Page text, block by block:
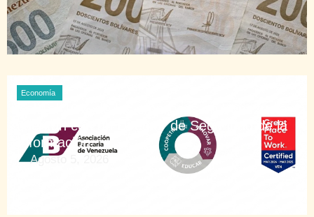
Economía
cuentan con un Director de Seguridad de la
Información
Agosto 5, 2026